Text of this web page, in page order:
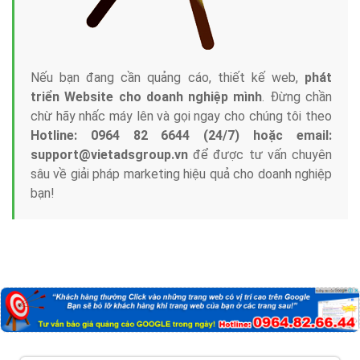
Nếu bạn đang cần quảng cáo, thiết kế web, phát
triển Website cho doanh nghiệp mình. Đừng chần
chừ hãy nhấc máy lên và gọi ngay cho chúng tôi theo
Hotline: 0964 82 6644 (24/7) hoặc email:
support@vietadsgroup.vn để được tư vấn chuyên
sâu về giải pháp marketing hiệu quả cho doanh nghiệp
bạn!